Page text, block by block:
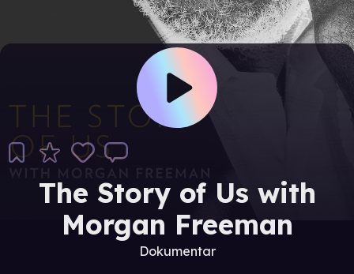
The Story of Us with
Morgan Freeman
Dokumentar